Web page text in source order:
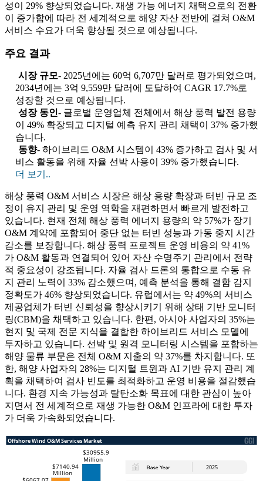
성이 29% 향상되었습니다. 재생 가능 에너지 채택으로의 전환
이 증가함에 따라 전 세계적으로 해양 자산 전반에 걸쳐 O&M
서비스 수요가 더욱 향상될 것으로 예상됩니다.
주요 결과
시장 규모- 2025년에는 60억 6,707만 달러로 평가되었으며,
2034년에는 3억 9,559만 달러에 도달하여 CAGR 17.7%로
성장할 것으로 예상됩니다.
성장 동인- 글로벌 운영업체 전체에서 해상 풍력 발전 용량
이 49% 확장되고 디지털 예측 유지 관리 채택이 37% 증가했
습니다.
동향- 하이브리드 O&M 시스템이 43% 증가하고 검사 및 서
비스 활동을 위해 자율 선박 사용이 39% 증가했습니다.
더 보기..
해상 풍력 O&M 서비스 시장은 해상 용량 확장과 터빈 규모 조
정이 유지 관리 및 운영 역학을 재편하면서 빠르게 발전하고
있습니다. 현재 전체 해상 풍력 에너지 용량의 약 57%가 장기
O&M 계약에 포함되어 중단 없는 터빈 성능과 가동 중지 시간
감소를 보장합니다. 해상 풍력 프로젝트 운영 비용의 약 41%
가 O&M 활동과 연결되어 있어 자산 수명주기 관리에서 전략
적 중요성이 강조됩니다. 자율 검사 드론의 통합으로 수동 유
지 관리 노력이 33% 감소했으며, 예측 분석을 통해 결함 감지
정확도가 46% 향상되었습니다. 유럽에서는 약 49%의 서비스
제공업체가 터빈 신뢰성을 향상시키기 위해 상태 기반 모니터
링(CBM)을 채택하고 있습니다. 한편, 아시아 사업자의 35%는
현지 및 국제 전문 지식을 결합한 하이브리드 서비스 모델에
투자하고 있습니다. 선박 및 원격 모니터링 시스템을 포함하는
해양 물류 부문은 전체 O&M 지출의 약 37%를 차지합니다. 또
한, 해양 사업자의 28%는 디지털 트윈과 AI 기반 유지 관리 계
획을 채택하여 검사 빈도를 최적화하고 운영 비용을 절감했습
니다. 환경 지속 가능성과 탈탄소화 목표에 대한 관심이 높아
지면서 전 세계적으로 재생 가능한 O&M 인프라에 대한 투자
가 더욱 가속화되었습니다.